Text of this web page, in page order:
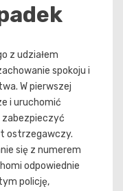
z udziałem
spokoju i
W pierwszej
i uruchomić
zabezpieczyć
ostrzegawczy.
się z numerem
odpowiednie
policję,